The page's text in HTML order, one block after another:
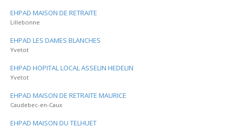
EHPAD MAISON DE RETRAITE
Lillebonne
EHPAD LES DAMES BLANCHES
Yvetot
EHPAD HOPITAL LOCAL ASSELIN HEDELIN
Yvetot
EHPAD MAISON DE RETRAITE MAURICE
Caudebec-en-Caux
EHPAD MAISON DU TELHUET